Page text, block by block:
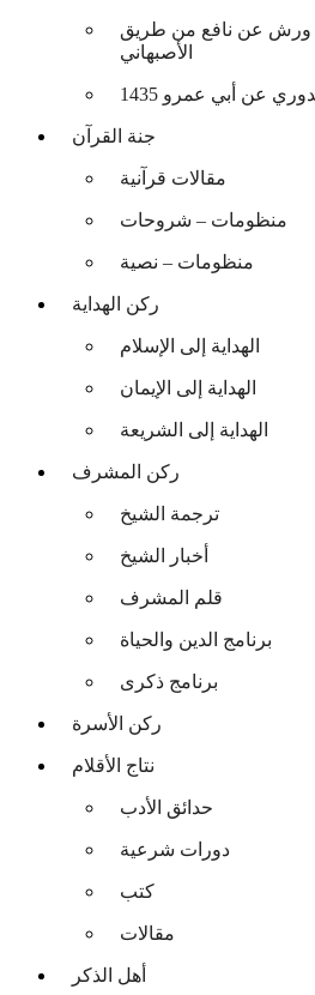
ورش عن نافع من طريق
الأصبهاني
عن أبي عمرو 1435
جنة القرآن
مقالات قرآنية
منظومات – شروحات
منظومات – نصية
ركن الهداية
الهداية إلى الإسلام
الهداية إلى الإيمان
الهداية إلى الشريعة
ركن المشرف
ترجمة الشيخ
أخبار الشيخ
قلم المشرف
برنامج الدين والحياة
برنامج ذكرى
ركن الأسرة
نتاج الأقلام
حدائق الأدب
دورات شرعية
كتب
مقالات
أهل الذكر